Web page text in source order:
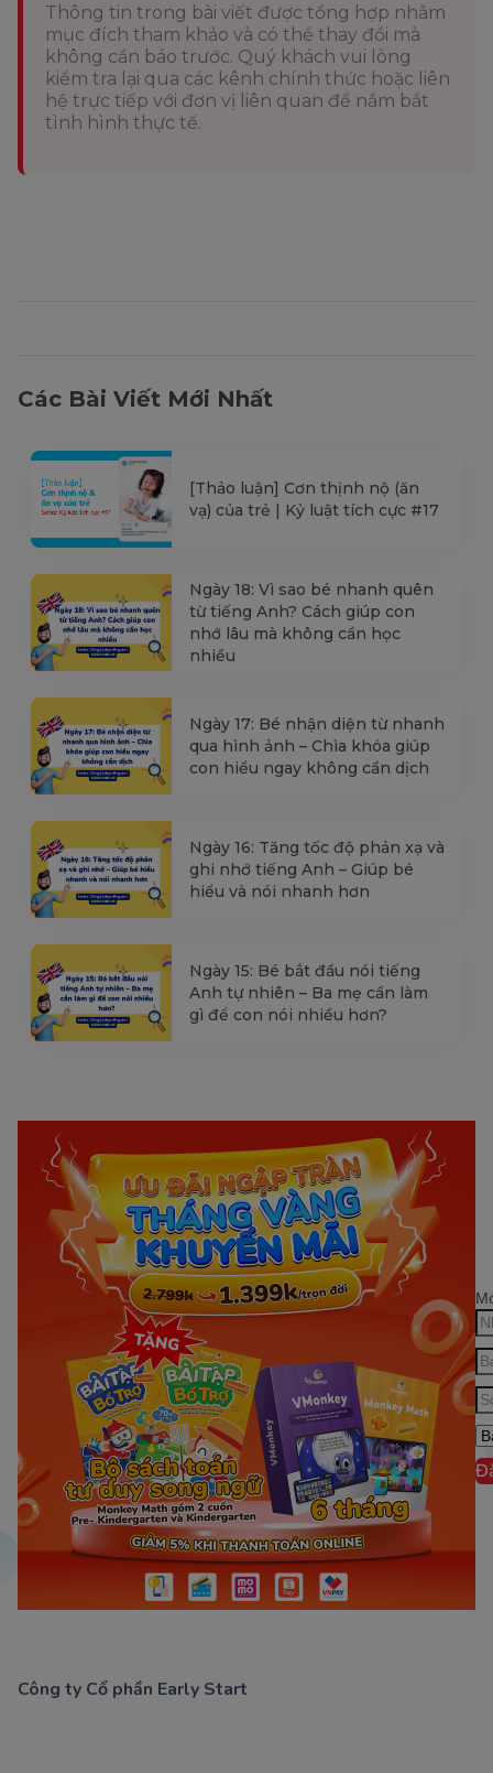
Thông tin trong bài viết được tổng hợp nhằm
mục đích tham khảo và có thể thay đổi mà
không cần báo trước. Quý khách vui lòng
kiểm tra lại qua các kênh chính thức hoặc liên
hệ trực tiếp với đơn vị liên quan để nắm bắt
tình hình thực tế.
Các Bài Viết Mới Nhất
[Thảo luận] Cơn thịnh nộ (ăn
vạ) của trẻ | Kỷ luật tích cực #17
Ngày 18: Vì sao bé nhanh quên
từ tiếng Anh? Cách giúp con
nhớ lâu mà không cần học
nhiều
Ngày 17: Bé nhận diện từ nhanh
qua hình ảnh – Chìa khóa giúp
con hiểu ngay không cần dịch
Ngày 16: Tăng tốc độ phản xạ và
ghi nhớ tiếng Anh – Giúp bé
hiểu và nói nhanh hơn
Ngày 15: Bé bắt đầu nói tiếng
Anh tự nhiên – Ba mẹ cần làm
gì để con nói nhiều hơn?
Công ty Cổ phần Early Start